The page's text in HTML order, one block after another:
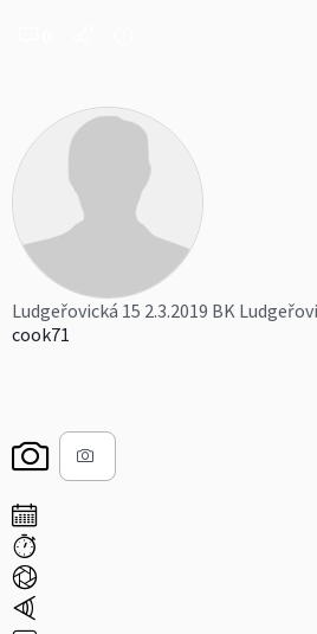
Ludgeřovická 15 2.3.2019 BK
cook71